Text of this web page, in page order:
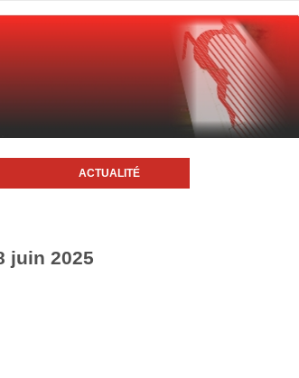
ACTUALITÉ
juin 2025